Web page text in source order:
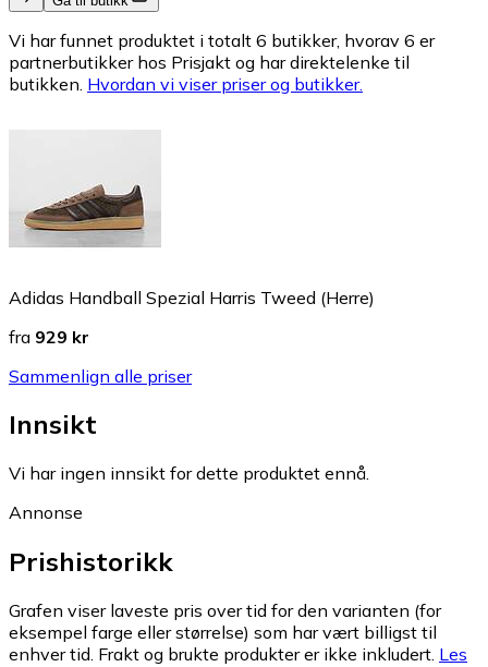
Vi har funnet produktet i totalt 6 butikker, hvorav 6 er
partnerbutikker hos Prisjakt og har direktelenke til
butikken. Hvordan vi viser priser og butikker.
Adidas Handball Spezial Harris Tweed (Herre)
fra 929 kr
Sammenlign alle priser
Innsikt
Vi har ingen innsikt for dette produktet ennå.
Annonse
Prishistorikk
Grafen viser laveste pris over tid for den varianten (for
eksempel farge eller størrelse) som har vært billigst til
enhver tid. Frakt og brukte produkter er ikke inkludert. Les